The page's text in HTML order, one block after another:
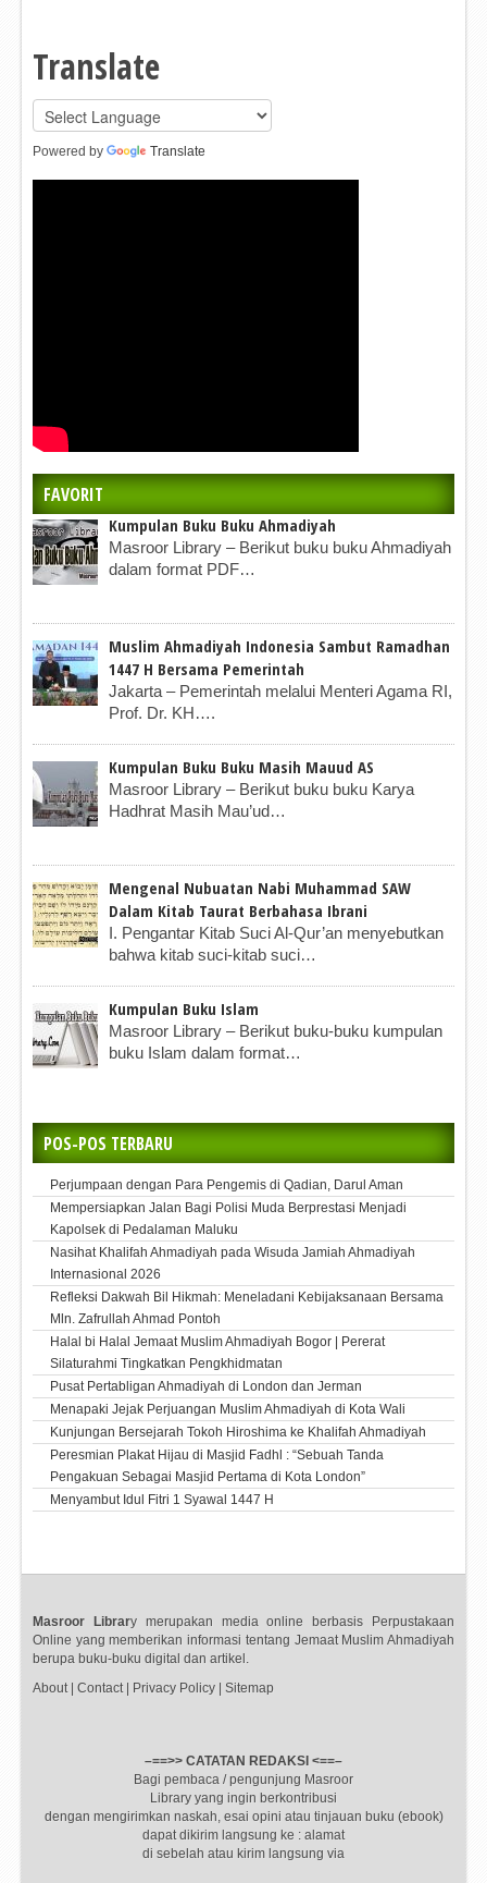
Translate
Powered by Translate
FAVORIT
Kumpulan Buku Buku Ahmadiyah
Masroor Library – Berikut buku buku Ahmadiyah
dalam format PDF…
Muslim Ahmadiyah Indonesia Sambut Ramadhan
1447 H Bersama Pemerintah
Jakarta – Pemerintah melalui Menteri Agama RI,
Prof. Dr. KH….
Kumpulan Buku Buku Masih Mauud AS
Masroor Library – Berikut buku buku Karya
Hadhrat Masih Mau’ud…
Mengenal Nubuatan Nabi Muhammad SAW
Dalam Kitab Taurat Berbahasa Ibrani
I. Pengantar Kitab Suci Al-Qur’an menyebutkan
bahwa kitab suci-kitab suci…
Kumpulan Buku Islam
Masroor Library – Berikut buku-buku kumpulan
buku Islam dalam format…
POS-POS TERBARU
Perjumpaan dengan Para Pengemis di Qadian, Darul Aman
Mempersiapkan Jalan Bagi Polisi Muda Berprestasi Menjadi
Kapolsek di Pedalaman Maluku
Nasihat Khalifah Ahmadiyah pada Wisuda Jamiah Ahmadiyah
Internasional 2026
Refleksi Dakwah Bil Hikmah: Meneladani Kebijaksanaan Bersama
Mln. Zafrullah Ahmad Pontoh
Halal bi Halal Jemaat Muslim Ahmadiyah Bogor | Pererat
Silaturahmi Tingkatkan Pengkhidmatan
Pusat Pertabligan Ahmadiyah di London dan Jerman
Menapaki Jejak Perjuangan Muslim Ahmadiyah di Kota Wali
Kunjungan Bersejarah Tokoh Hiroshima ke Khalifah Ahmadiyah
Peresmian Plakat Hijau di Masjid Fadhl : “Sebuah Tanda
Pengakuan Sebagai Masjid Pertama di Kota London”
Menyambut Idul Fitri 1 Syawal 1447 H
Masroor Library merupakan media online berbasis Perpustakaan
Online yang memberikan informasi tentang Jemaat Muslim Ahmadiyah
berupa buku-buku digital dan artikel.
About| Contact| Privacy Policy Sitemap
–==>> CATATAN REDAKSI <==–
Bagi pembaca / pengunjung Masroor
Library yang ingin berkontribusi
dengan mengirimkan naskah, esai opini atau tinjauan buku (ebook)
dapat dikirim langsung ke : alamat
di sebelah atau kirim langsung via